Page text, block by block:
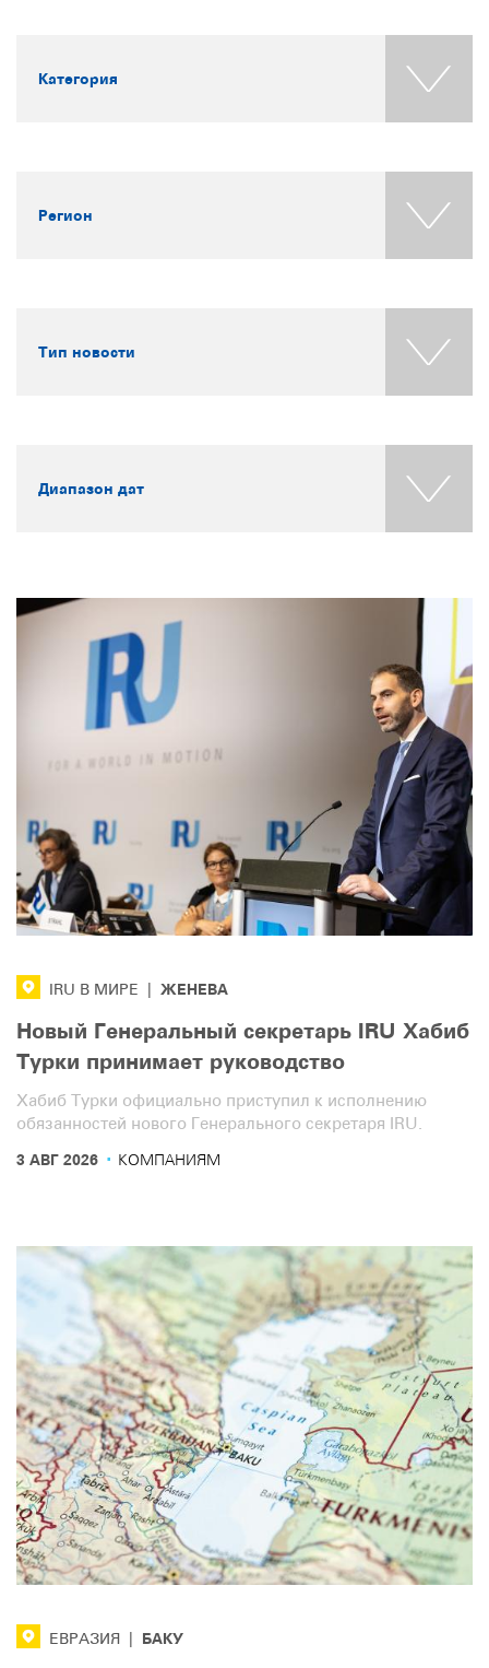
Категория
Регион
Тип новости
Диапазон дат
IRU В МИРЕ ЖЕНЕВА
Новый Генеральный секретарь IRU Хабиб
Турки принимает руководство
Хабиб Турки официально приступил к исполнению
обязанностей нового Генерального секретаря IRU.
3 АВГ 2026 · КОМПАНИЯМ
ЕВРАЗИЯ БАКУ